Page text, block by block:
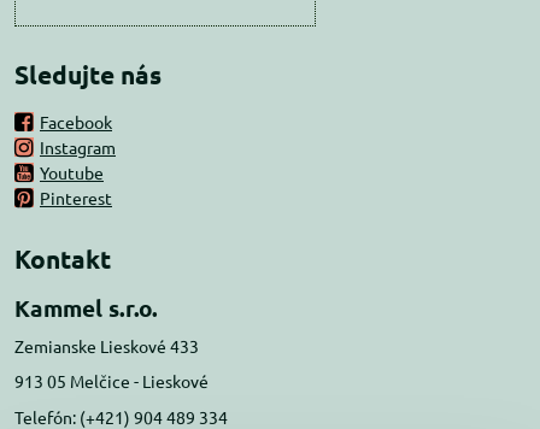
Sledujte nás
Facebook
Instagram
Youtube
Pinterest
Kontakt
Kammel s.r.o.
Zemianske Lieskové 433
913 05 Melčice - Lieskové
Telefón: (+421) 904 489 334